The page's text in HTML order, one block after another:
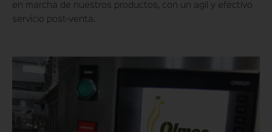
en marcha de nuestros productos, con un agil y efectivo
servicio post-venta.